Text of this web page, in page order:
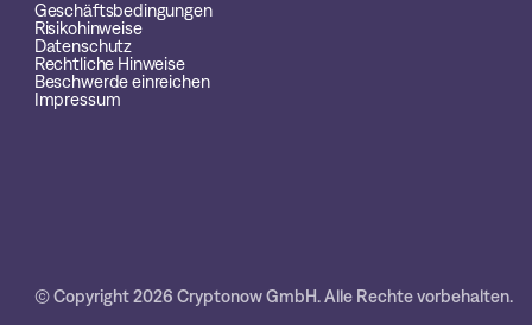
Geschäftsbedingungen
Risikohinweise
Datenschutz
Rechtliche Hinweise
Beschwerde einreichen
Impressum
© Copyright 2026 Cryptonow GmbH. Alle Rechte vorbehalten.